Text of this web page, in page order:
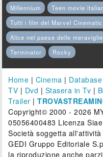
Millennium
Teen movie
Tutti i film del Marvel
Alice nel paese delle meraviglie
Terminator
Rocky
Home | Cinema | Database
TV | Dvd | Stasera in Tv |
Trailer |
Copyright© 2000 - 2026
05056400483 Licenza
Società soggetta
GEDI Gruppo Editoriale
la riproduzione anche